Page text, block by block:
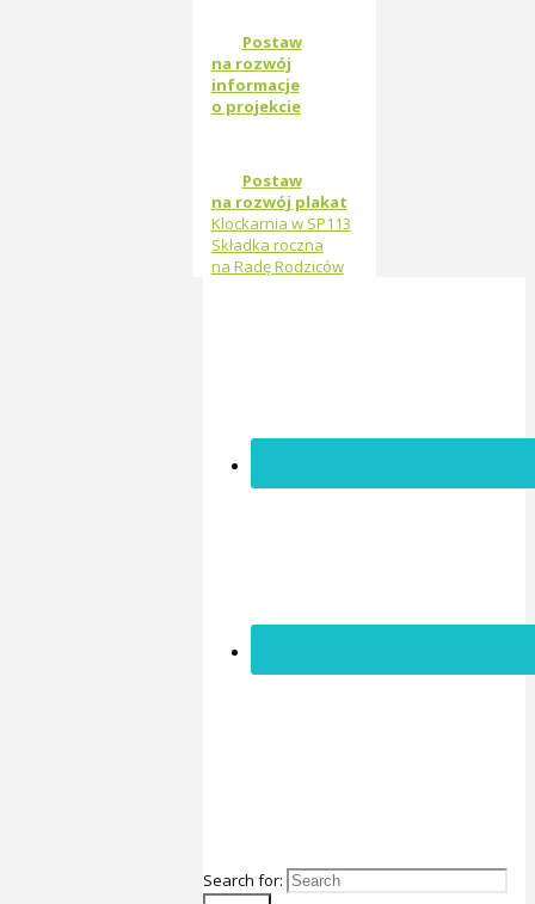
Postaw
na rozwój
informacje
o projekcie
Postaw
na rozwój plakat
Klockarnia w SP113
Składka roczna
na Radę Rodziców
Search for: